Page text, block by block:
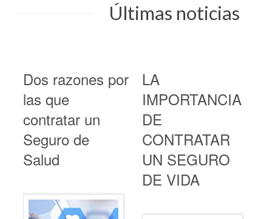
Últimas noticias
Dos razones por
las que
contratar un
Seguro de
Salud
LA
IMPORTANCIA
DE
CONTRATAR
UN SEGURO
DE VIDA